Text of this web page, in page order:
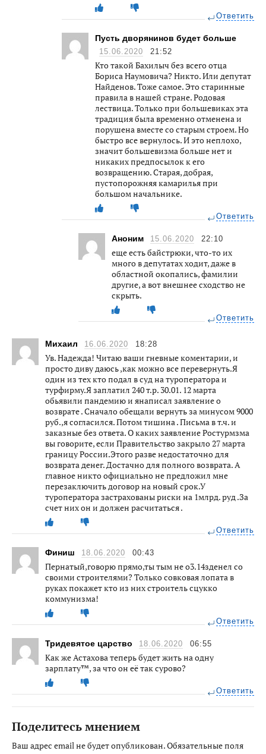
Ответить
Пусть дворянинов будет больше
15.06.2020 21:52
Кто такой Бахилыч без всего отца
Бориса Наумовича? Никто. Или депутат
Найденов. Тоже самое. Это старинные
правила в нашей стране. Родовая
лествица. Только при большевиках эта
традиция была временно отменена и
порушена вместе со старым строем. Но
быстро все вернулось. И это неплохо,
значит большевизма больше нет и
никаких предпосылок к его
возвращению. Старая, добрая,
пустопорожняя камарилья при
большом начальнике.
Ответить
Аноним 15.06.2020 22:10
еще есть байстрюки, что-то их
много в депутатах ходит, даже в
областной окопались, фамилии
другие, а вот внешнее сходство не
скрыть.
Ответить
Михаил 16.06.2020 18:28
Ув. Надежда! Читаю ваши гневные коментарии, и
просто диву даюсь ,как можно все перевернуть.Я
один из тех кто подал в суд на туроператора и
турфирму.Я заплатил 240 т.р. 30.01. 12 марта
обьявили пандемию и янаписал заявление о
возврате . Сначало обещали вернуть за минусом 9000
руб.,я согласился. Потом тишина . Письма в т.ч. и
заказные без ответа. О каких заявление Ростурмзма
вы говорите, если Правительство закрыло 27 марта
границу России.Этого разве недостаточно для
возврата денег. Достачно для полного возврата. А
главное никто официально не предложил мне
перезаключить договор на новый срок.У
туроператора застрахованы риски на 1млрд. руд .За
счет них он и должен расчитаться .
Ответить
Финиш 18.06.2020 00:43
Пернатый,говорю прямо,ты тым не о3.14зденел со
своими строителями? Только совковая лопата в
руках покажет кто из них строитель сцукко
коммунизма!
Ответить
Тридевятое царство 18.06.2020 06:55
Как же Астахова теперь будет жить на одну
зарплату™, за что он её так сурово?
Ответить
Поделитесь мнением
Ваш адрес email не будет опубликован.Обязательные поля